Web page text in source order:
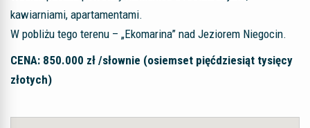
kawiarniami, apartamentami.
W pobliżu tego terenu – „Ekomarina” nad Jeziorem Niegocin.
CENA: 850.000 zł /słownie (osiemset pięćdziesiąt tysięcy
złotych)